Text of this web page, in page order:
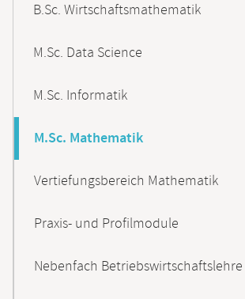
B.Sc. Wirtschaftsmathematik
M.Sc. Data Science
M.Sc. Informatik
M.Sc. Mathematik
Vertiefungsbereich Mathematik
Praxis- und Profilmodule
Nebenfach Betriebswirtschaftslehre